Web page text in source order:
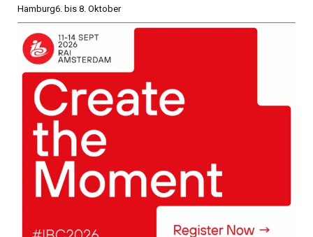
Hamburg6. bis 8. Oktober